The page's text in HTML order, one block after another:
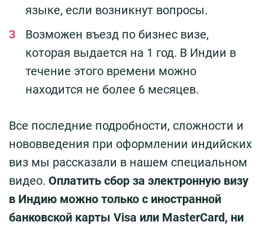
языке, если возникнут вопросы.
Возможен въезд по бизнес визе,
которая выдается на 1 год. В Индии в
течение этого времени можно
находится не более 6 месяцев.
Все последние подробности, сложности и
нововведения при оформлении индийских
виз мы рассказали в нашем специальном
видео. Оплатить сбор за электронную визу
в Индию можно только с иностранной
банковской карты Visa или MasterCard, ни